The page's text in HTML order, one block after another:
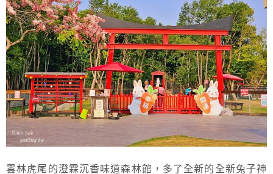
雲林虎尾的澄霖沉香味道森林館，多了全新的全新兔子神